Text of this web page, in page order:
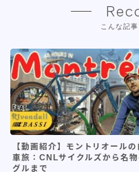
こんな記
【動画紹介】モントリオールの
車旅：CNLサイクルズから名物
グルまで